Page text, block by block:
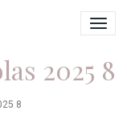
2025 8